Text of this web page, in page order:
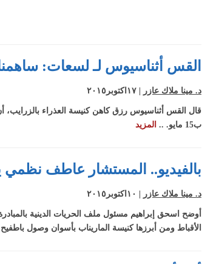
القس أثناسيوس لـ لسعات:
د. مينا ملاك عازر
قال القس أثناسيوس رزق كاهن كنيسة العذراء
ب15 مايو. ..
المزيد
بالفيديو.. المستشار عاطف
د. مينا ملاك عازر
أوضح اسحق إبراهيم مسئول ملف الحريات الدينية
الأقباط ومن أبرزها كنيسة الماريناب بأسوان وصول